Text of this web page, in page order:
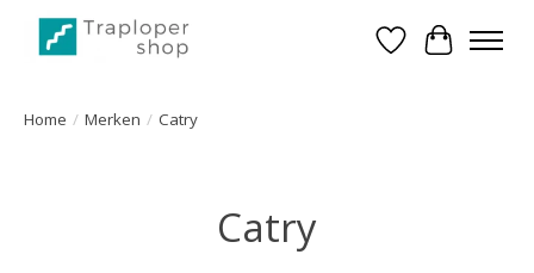
Verlanglijst
Home / Merken / Catry
Catry